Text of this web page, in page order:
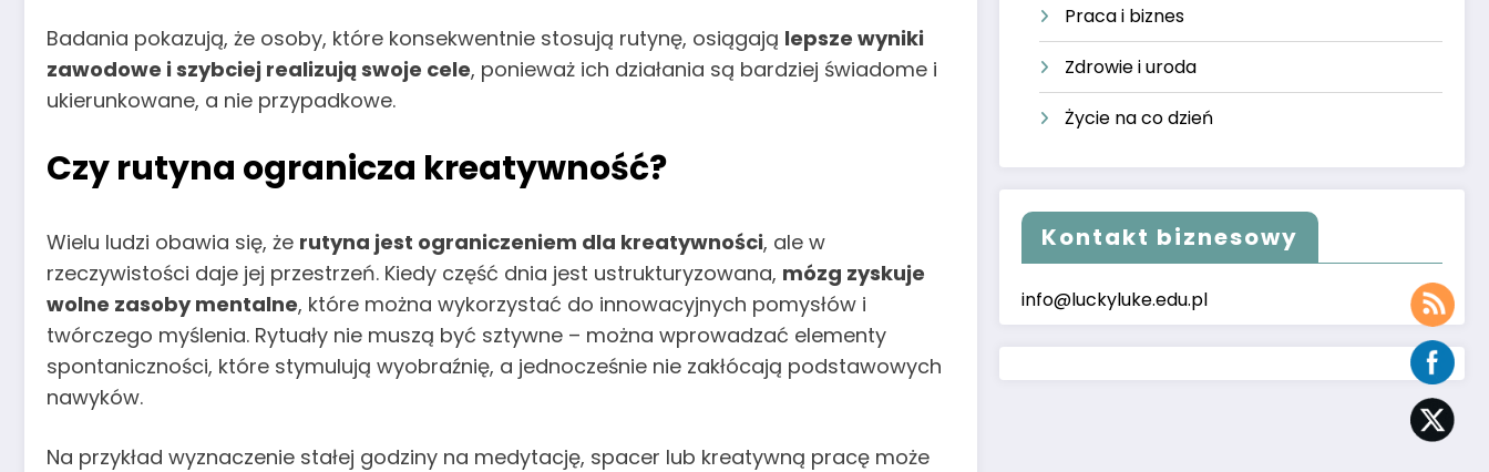
Badania pokazują, że osoby, które konsekwentnie stosują rutynę, osiągają lepsze wyniki
zawodowe i szybciej realizują swoje cele, ponieważ ich działania są bardziej świadome i
ukierunkowane, a nie przypadkowe.
Czy rutyna ogranicza kreatywność?
Wielu ludzi obawia się, że rutyna jest ograniczeniem dla kreatywności, ale w
rzeczywistości daje jej przestrzeń. Kiedy część dnia jest ustrukturyzowana, mózg zyskuje
wolne zasoby mentalne, które można wykorzystać do innowacyjnych pomysłów i
twórczego myślenia. Rytuały nie muszą być sztywne – można wprowadzać elementy
spontaniczności, które stymulują wyobraźnię, a jednocześnie nie zakłócają podstawowych
nawyków.
Na przykład wyznaczenie stałej godziny na medytację, spacer lub kreatywną pracę może
Praca i biznes
Zdrowie i uroda
Życie na co dzień
Kontakt biznesowy
info@luckyluke.edu.pl